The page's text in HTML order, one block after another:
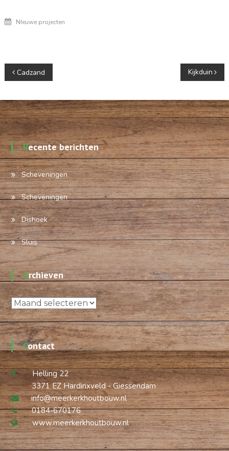
NIeuwe projecten
Berichtnavigatie
Cadzand Kijkduin
Recente berichten
Scheveningen
Scheveningen
Dishoek
Sluis
Archieven
Archieven
Contact
Helling 22
3371 EZ Hardinxveld - Giessendam
info@meerkerkhoutbouw.nl
0184-670176
www.meerkerkhoutbouw.nl